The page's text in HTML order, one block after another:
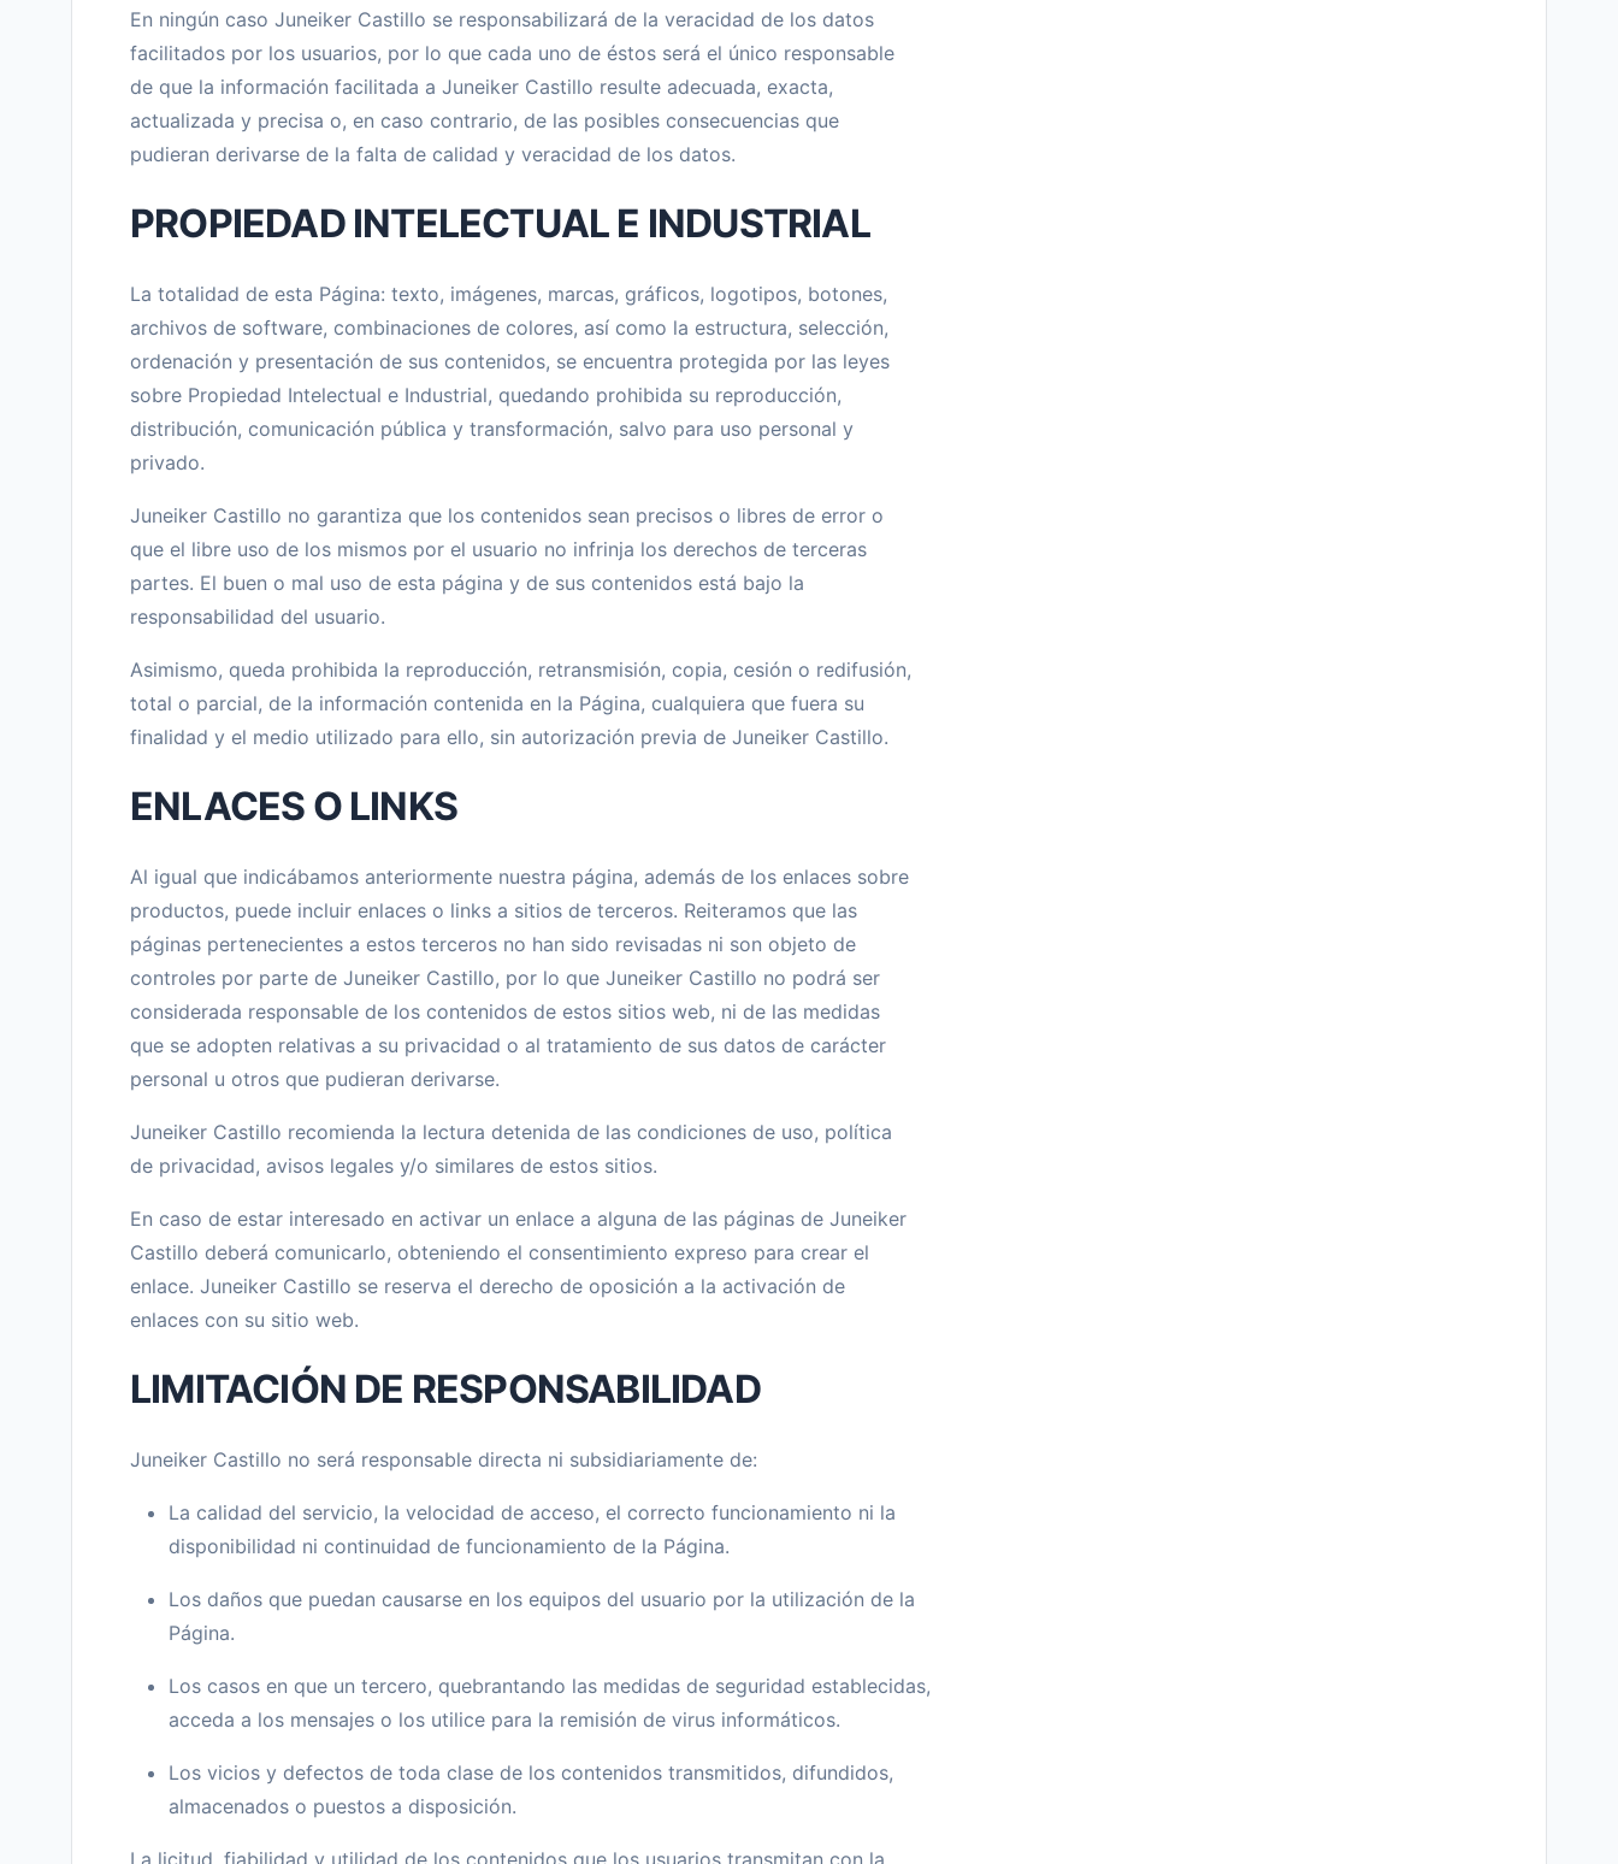
En ningún caso Juneiker Castillo se responsabilizará de la veracidad de los datos
facilitados por los usuarios, por lo que cada uno de éstos será el único responsable
de que la información facilitada a Juneiker Castillo resulte adecuada, exacta,
actualizada y precisa o, en caso contrario, de las posibles consecuencias que
pudieran derivarse de la falta de calidad y veracidad de los datos.
PROPIEDAD INTELECTUAL E INDUSTRIAL
La totalidad de esta Página: texto, imágenes, marcas, gráficos, logotipos, botones,
archivos de software, combinaciones de colores, así como la estructura, selección,
ordenación y presentación de sus contenidos, se encuentra protegida por las leyes
sobre Propiedad Intelectual e Industrial, quedando prohibida su reproducción,
distribución, comunicación pública y transformación, salvo para uso personal y
privado.
Juneiker Castillo no garantiza que los contenidos sean precisos o libres de error o
que el libre uso de los mismos por el usuario no infrinja los derechos de terceras
partes. El buen o mal uso de esta página y de sus contenidos está bajo la
responsabilidad del usuario.
Asimismo, queda prohibida la reproducción, retransmisión, copia, cesión o redifusión,
total o parcial, de la información contenida en la Página, cualquiera que fuera su
finalidad y el medio utilizado para ello, sin autorización previa de Juneiker Castillo.
ENLACES O LINKS
Al igual que indicábamos anteriormente nuestra página, además de los enlaces sobre
productos, puede incluir enlaces o links a sitios de terceros. Reiteramos que las
páginas pertenecientes a estos terceros no han sido revisadas ni son objeto de
controles por parte de Juneiker Castillo, por lo que Juneiker Castillo no podrá ser
considerada responsable de los contenidos de estos sitios web, ni de las medidas
que se adopten relativas a su privacidad o al tratamiento de sus datos de carácter
personal u otros que pudieran derivarse.
Juneiker Castillo recomienda la lectura detenida de las condiciones de uso, política
de privacidad, avisos legales y/o similares de estos sitios.
En caso de estar interesado en activar un enlace a alguna de las páginas de Juneiker
Castillo deberá comunicarlo, obteniendo el consentimiento expreso para crear el
enlace. Juneiker Castillo se reserva el derecho de oposición a la activación de
enlaces con su sitio web.
LIMITACIÓN DE RESPONSABILIDAD
Juneiker Castillo no será responsable directa ni subsidiariamente de:
La calidad del servicio, la velocidad de acceso, el correcto funcionamiento ni la
disponibilidad ni continuidad de funcionamiento de la Página.
Los daños que puedan causarse en los equipos del usuario por la utilización de la
Página.
Los casos en que un tercero, quebrantando las medidas de seguridad establecidas,
acceda a los mensajes o los utilice para la remisión de virus informáticos.
Los vicios y defectos de toda clase de los contenidos transmitidos, difundidos,
almacenados o puestos a disposición.
La licitud, fiabilidad y utilidad de los contenidos que los usuarios transmitan con la